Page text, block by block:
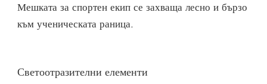
Мешката за спортен екип се захваща лесно и бързо
към ученическата раница.
Светоотразителни елементи